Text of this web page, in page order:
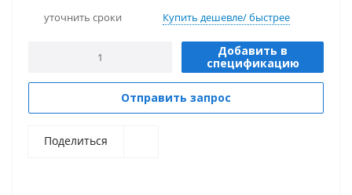
уточнить сроки Купить дешевле/ быстрее
Добавить в
спецификацию
Отправить запрос
Поделиться